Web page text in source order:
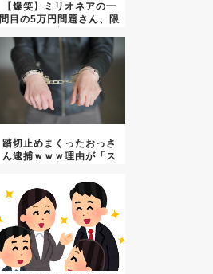
【爆笑】ミリオネアの一
問目の5万円問題さん、限
踏切止めまくったおっさ
ん逮捕ｗｗｗ理由が「ス